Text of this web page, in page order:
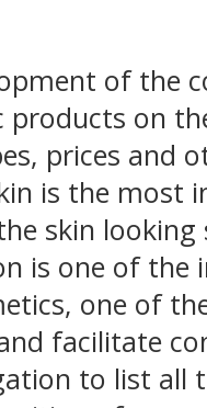
of the
products on
prices and
is the
skin
is one of
one of
facilitate
to list all